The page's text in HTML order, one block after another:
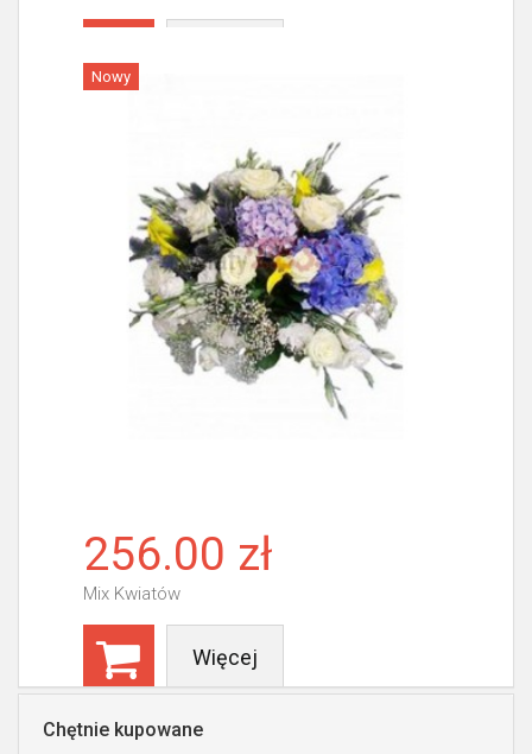
Nowy
256.00 zł
Mix Kwiatów
Więcej
Chętnie kupowane